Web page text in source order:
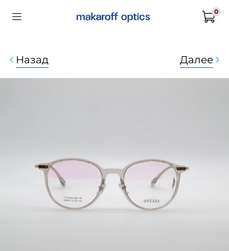
0
Назад Далее